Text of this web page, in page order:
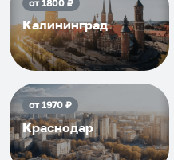
от1800₽
Калининград
от1970₽
Краснодар